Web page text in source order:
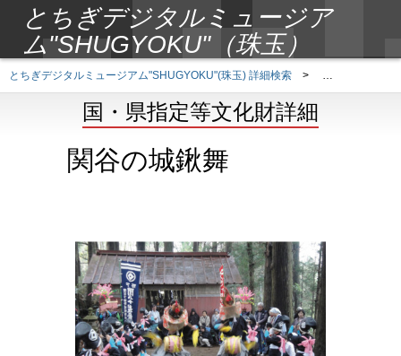
とちぎデジタルミュージア
ム"SHUGYOKU"（珠玉）
とちぎデジタルミュージアム"SHUGYOKU"(珠玉) 詳細検索 > 国・県指定等文
国・県指定等文化財詳細
関谷の城鍬舞